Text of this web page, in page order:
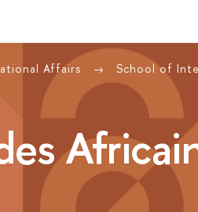
Affairs School of